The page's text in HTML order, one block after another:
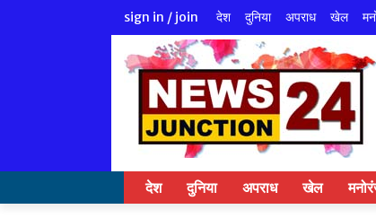
sign in / join देश दुनिया अपराध खेल
देश दुनिया अपराध खेल